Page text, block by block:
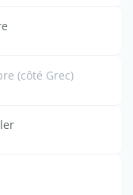
(côté Grec)